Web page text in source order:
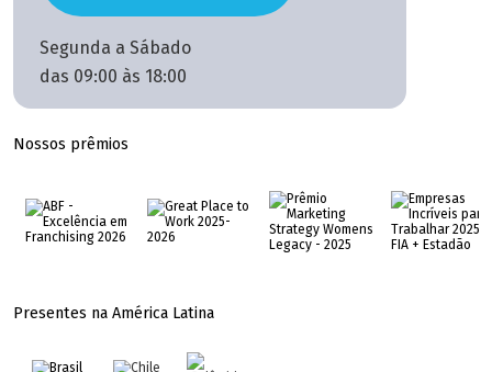
Segunda a Sábado
das 09:00 às 18:00
Nossos prêmios
Presentes na América Latina